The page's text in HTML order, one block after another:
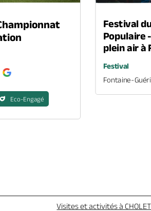
Eco-Engagé
Festival
Populaire
plein air à
Festival
Fontaine-
Visites et activités à CHOLET